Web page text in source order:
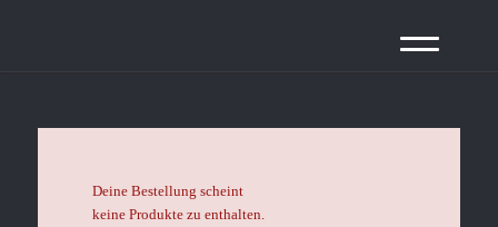
Deine Bestellung scheint
keine Produkte zu enthalten.